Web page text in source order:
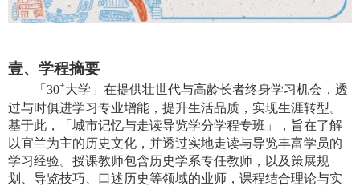
壹、学程摘要
「 30+大学」 在提供壮世代与高龄长者终身学习机会，透
过与时俱进学习专业增能，提升生活品质，实现生涯转型。
基于此，「城市记忆与走读导览学分学程专班」，旨在了解
以宜兰为主的历史文化，并透过实地走读与导览丰富学员的
学习经验。授课教师包含历史学系专任教师，以及策展规
划、导览技巧、口述历史等领域的业师，课程结合理论与实